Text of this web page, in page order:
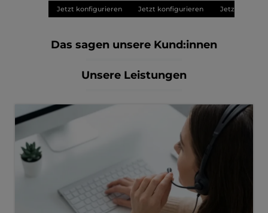
Jetzt konfigurieren Jetzt konfigurieren Jetzt
Das sagen unsere Kund:innen
Unsere Leistungen